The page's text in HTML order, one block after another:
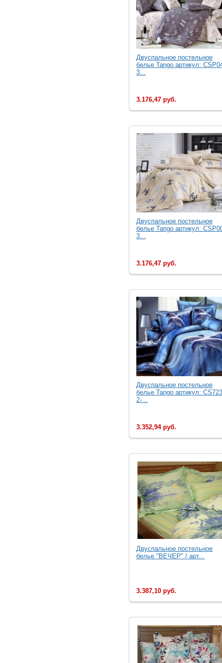
Двуcпальное постельное
белье Tango артикул:
3...
3.176,47 руб.
Двуcпальное постельное
белье Tango артикул:
3...
3.176,47 руб.
Двуcпальное постельное
белье Tango артикул:
2-...
3.352,94 руб.
Двуспальное постельное
белье "ВЕЧЕР" / арт...
3.387,10 руб.